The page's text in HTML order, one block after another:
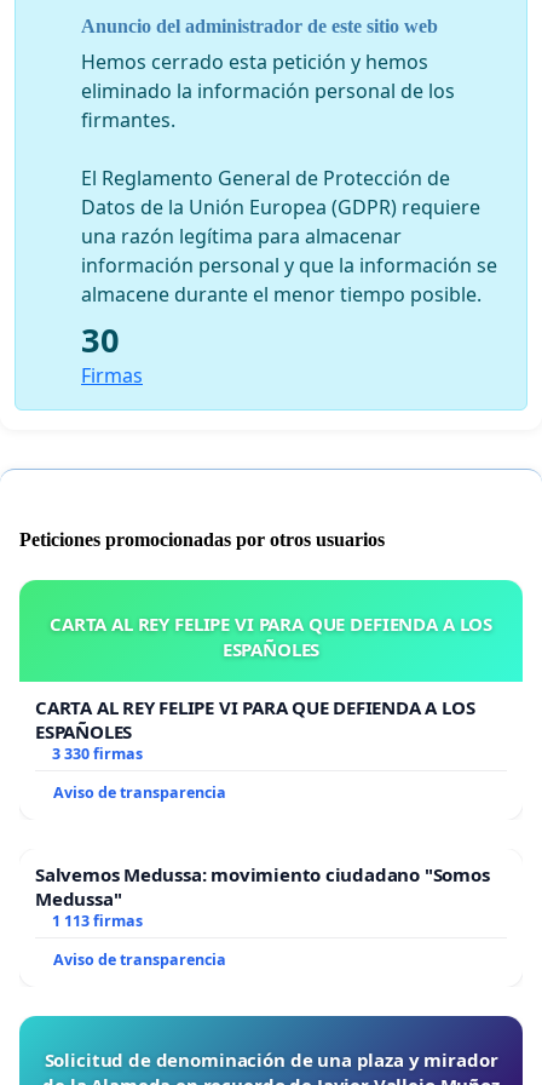
que se haga con algún ayuntamiento del sur de
zona que se abran las oficinas de empleo, se
dinamizarán los comercios.
Anuncio del administrador de este sitio web
Hemos cerrado esta petición y hemos
eliminado la información personal de los
firmantes.
El Reglamento General de Protección de
Datos de la Unión Europea (GDPR) requiere
una razón legítima para almacenar
información personal y que la información se
almacene durante el menor tiempo posible.
30
Firmas
Peticiones promocionadas por otros usuarios
CARTA AL REY FELIPE VI PARA QUE DEFIENDA A LOS
ESPAÑOLES
CARTA AL REY FELIPE VI PARA QUE DEFIENDA A LOS
ESPAÑOLES
3 330 firmas
Aviso de transparencia
Salvemos Medussa: movimiento ciudadano "Somos
Medussa"
1 113 firmas
Aviso de transparencia
Solicitud de denominación de una plaza y mirador